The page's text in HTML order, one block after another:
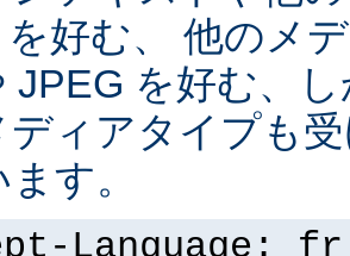
を好む、 他のメ
JPEG を好む、
ディアタイプも
す。
Language: